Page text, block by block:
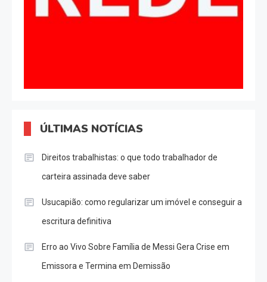
ÚLTIMAS NOTÍCIAS
Direitos trabalhistas: o que todo trabalhador de
carteira assinada deve saber
Usucapião: como regularizar um imóvel e conseguir a
escritura definitiva
Erro ao Vivo Sobre Família de Messi Gera Crise em
Emissora e Termina em Demissão